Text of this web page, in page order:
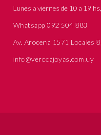
Lunes a viernes de 10 a 19
Whatsapp 092 504 883
Av. Arocena 1571 Locales
info@verocajoyas.com.uy